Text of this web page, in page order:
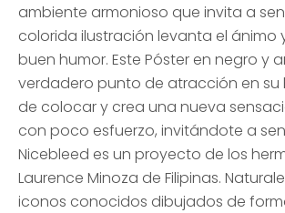
ambiente armonioso que invita a
colorida ilustración levanta el ánimo
buen humor. Este Póster en negro y
verdadero punto de atracción en su
de colocar y crea una nueva
con poco esfuerzo, invitándote a
Nicebleed es un proyecto de los
Laurence Minoza de Filipinas.
iconos conocidos dibujados de